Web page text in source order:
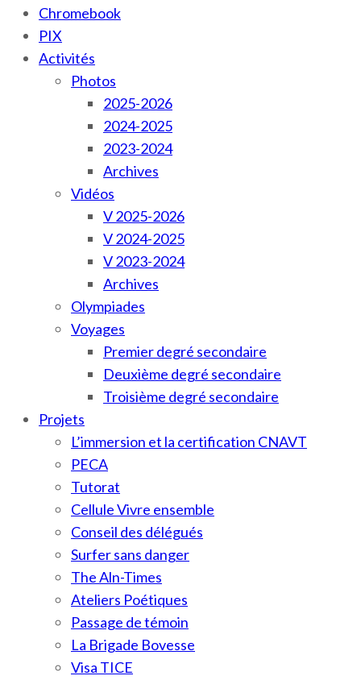
Chromebook
PIX
Activités
Photos
2025-2026
2024-2025
2023-2024
Archives
Vidéos
V 2025-2026
V 2024-2025
V 2023-2024
Archives
Olympiades
Voyages
Premier degré secondaire
Deuxième degré secondaire
Troisième degré secondaire
Projets
L’immersion et la certification CNAVT
PECA
Tutorat
Cellule Vivre ensemble
Conseil des délégués
Surfer sans danger
The Aln-Times
Ateliers Poétiques
Passage de témoin
La Brigade Bovesse
Visa TICE